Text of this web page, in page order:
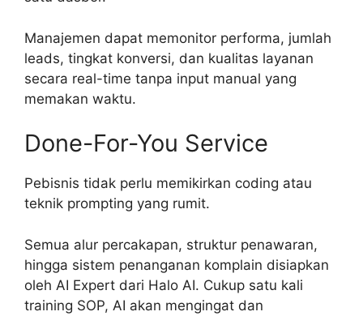
Manajemen dapat memonitor performa, jumlah
leads, tingkat konversi, dan kualitas layanan
secara real-time tanpa input manual yang
memakan waktu.
Done-For-You Service
Pebisnis tidak perlu memikirkan coding atau
teknik prompting yang rumit.
Semua alur percakapan, struktur penawaran,
hingga sistem penanganan komplain disiapkan
oleh AI Expert dari Halo AI. Cukup satu kali
training SOP, AI akan mengingat dan